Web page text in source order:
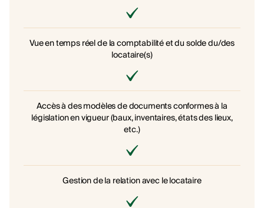
Vue en temps réel de la comptabilité et du solde du/des
locataire(s)
Accès à des modèles de documents conformes à la
législation en vigueur (baux, inventaires, états des lieux,
etc.)
Gestion de la relation avec le locataire